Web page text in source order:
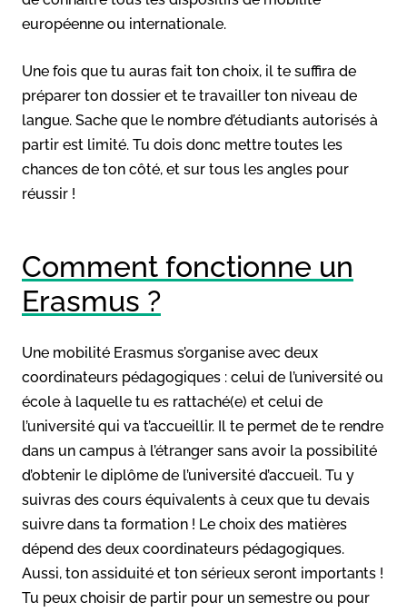
européenne ou internationale.
Une fois que tu auras fait ton choix, il te suffira de
préparer ton dossier et te travailler ton niveau de
langue. Sache que le nombre d’étudiants autorisés à
partir est limité. Tu dois donc mettre toutes les
chances de ton côté, et sur tous les angles pour
réussir !
Comment fonctionne un
Erasmus ?
Une mobilité Erasmus s’organise avec deux
coordinateurs pédagogiques : celui de l’université ou
école à laquelle tu es rattaché(e) et celui de
l’université qui va t’accueillir. Il te permet de te rendre
dans un campus à l’étranger sans avoir la possibilité
d’obtenir le diplôme de l’université d’accueil. Tu y
suivras des cours équivalents à ceux que tu devais
suivre dans ta formation ! Le choix des matières
dépend des deux coordinateurs pédagogiques.
Aussi, ton assiduité et ton sérieux seront importants !
Tu peux choisir de partir pour un semestre ou pour